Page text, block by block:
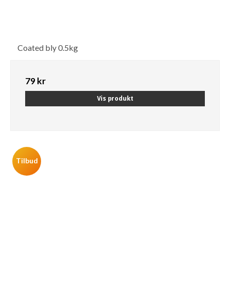
Coated bly 0.5kg
79 kr
Vis produkt
Tilbud